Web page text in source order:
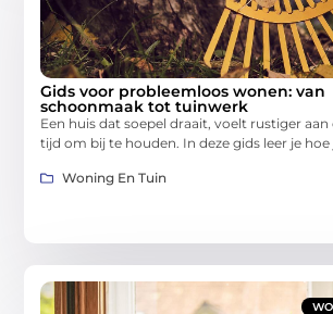
Gids voor probleemloos wonen: van
schoonmaak tot tuinwerk
Een huis dat soepel draait, voelt rustiger
tijd om bij te houden. In deze gids leer je
Woning En Tuin